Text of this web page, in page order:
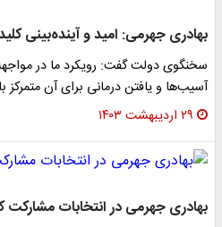
بهادری جهرمی: امید و آینده‌بینی
سخنگوی دولت گفت: رویکرد ما در
آسیب‌ها و یافتن درمانی برای آن
۲۹ اردیبهشت ۱۴۰۳
بهادری جهرمی در انتخابات مشارکت